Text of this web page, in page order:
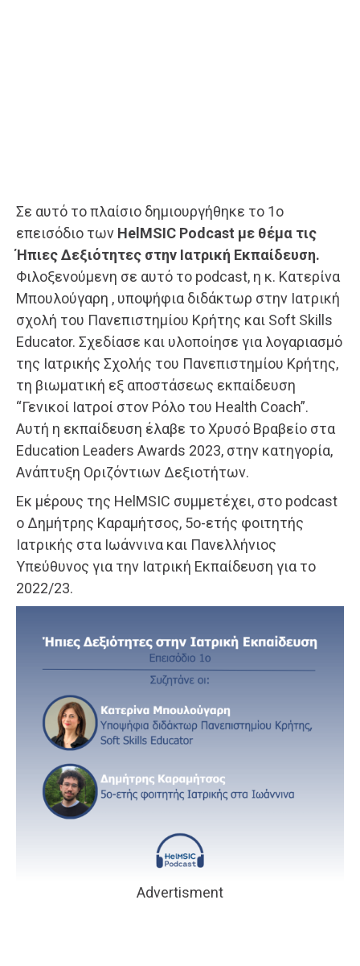
Σε αυτό το πλαίσιο δημιουργήθηκε το 1ο
επεισόδιο των HelMSIC Podcast με θέμα τις
Ήπιες Δεξιότητες στην Ιατρική Εκπαίδευση.
Φιλοξενούμενη σε αυτό το podcast, η κ. Κατερίνα
Μπουλούγαρη , υποψήφια διδάκτωρ στην Ιατρική
σχολή του Πανεπιστημίου Κρήτης και Soft Skills
Educator. Σχεδίασε και υλοποίησε για λογαριασμό
της Ιατρικής Σχολής του Πανεπιστημίου Κρήτης,
τη βιωματική εξ αποστάσεως εκπαίδευση
“Γενικοί Ιατροί στον Ρόλο του Health Coach”.
Αυτή η εκπαίδευση έλαβε το Χρυσό Βραβείο στα
Education Leaders Awards 2023, στην κατηγορία,
Ανάπτυξη Οριζόντιων Δεξιοτήτων.
Εκ μέρους της HelMSIC συμμετέχει, στο podcast
ο Δημήτρης Καραμήτσος, 5ο-ετής φοιτητής
Ιατρικής στα Ιωάννινα και Πανελλήνιος
Υπεύθυνος για την Ιατρική Εκπαίδευση για το
2022/23.
Advertisment